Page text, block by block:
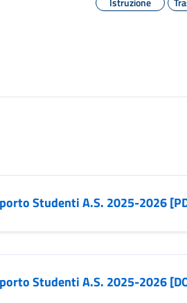
Studenti A.S. 2025-2026
Studenti A.S. 2025-2026